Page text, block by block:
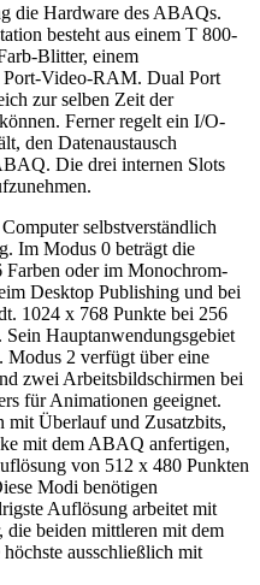
die Hardware des ABAQs.
besteht aus einem T 800-
Blitter, einem
Video-RAM. Dual Port
zur selben Zeit der
Ferner regelt ein I/O-
den Datenaustausch
Die drei internen Slots
selbstverständlich
Im Modus 0 beträgt die
oder im Monochrom-
Desktop Publishing und bei
1024 x 768 Punkte bei 256
Hauptanwendungsgebiet
2 verfügt über eine
zwei Arbeitsbildschirmen bei
für Animationen geeignet.
mit Überlauf und Zusatzbits,
mit dem ABAQ anfertigen,
von 512 x 480 Punkten
Modi benötigen
Auflösung arbeitet mit
beiden mittleren mit dem
ausschließlich mit